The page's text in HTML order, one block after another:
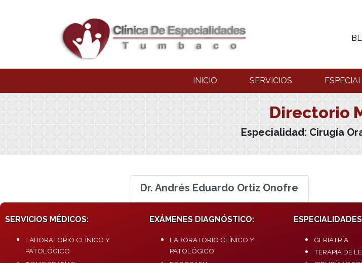
INICIO SERVICIOS
Directorio
Especialidad: Cirugía
Dr. Andrés Eduardo Ortiz Onofre
SERVICIOS MÉDICOS:
LABORATORIO CLÍNICO Y
PATOLÓGICO
EXÁMENES DIAGNÓSTICO:
LABORATORIO CLÍNICO Y
PATOLÓGICO
ESPECIALIDADES
GERIATRÍA
TERAPIA DE